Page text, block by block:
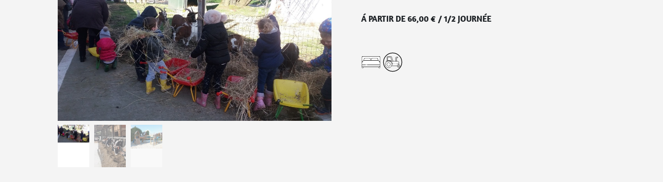
Á PARTIR DE66,00€ /1/2 JOURNÉE